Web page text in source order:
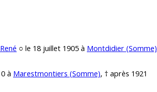
○ le 18 juillet 1905 à Montdidier (Somme)
à Marestmontiers (Somme), † après 1921